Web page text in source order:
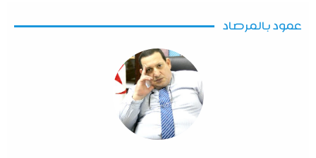
عمود بالمرصاد